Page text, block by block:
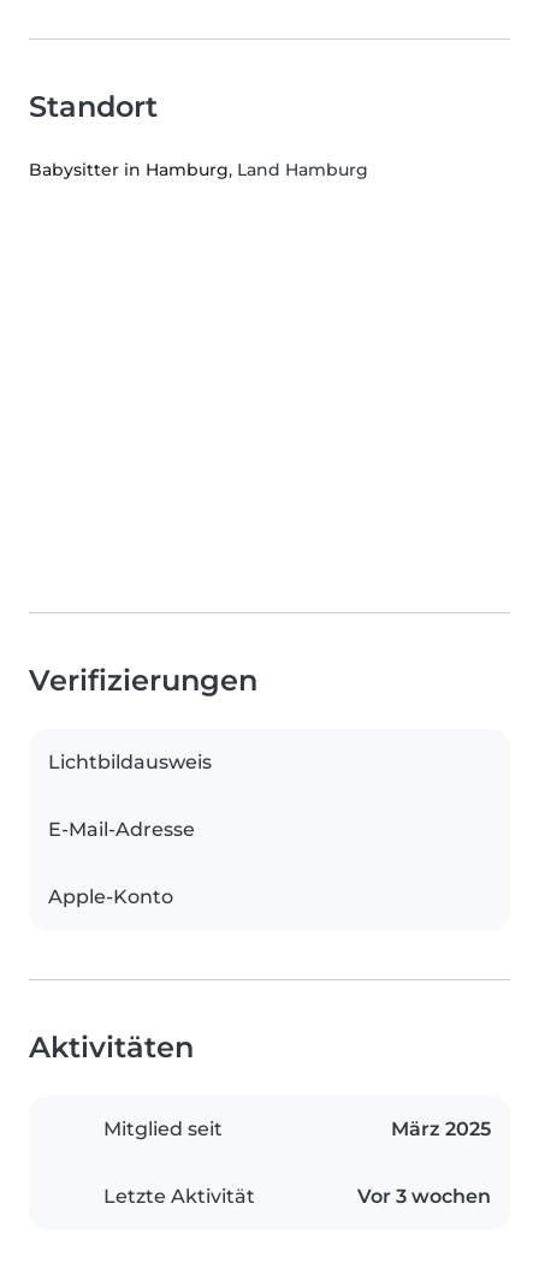
Standort
Babysitter in Hamburg, Land Hamburg
Verifizierungen
Lichtbildausweis
E-Mail-Adresse
Apple-Konto
Aktivitäten
Mitglied seit März 2025
Letzte Aktivität Vor 3 wochen